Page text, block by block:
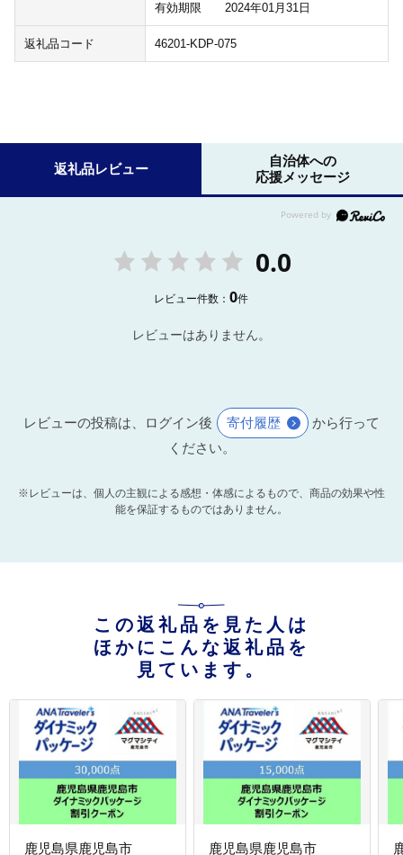
有効期限 2024年01月31日
返礼品コード 46201-KDP-075
返礼品レビュー
自治体への
応援メッセージ
0.0
レビュー件数：0件
レビューはありません。
レビューの投稿は、ログイン後 寄付履歴
から行って
ください。
※レビューは、個人の主観による感想・体感によるもので、商品の効果や性
能を保証するものではありません。
この返礼品を見た人は
ほかにこんな返礼品を
見ています。
鹿児島県鹿児島市 鹿児島県鹿児島市